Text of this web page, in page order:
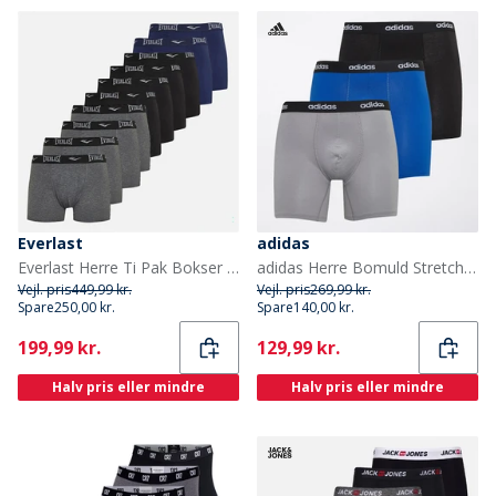
Everlast
Everlast Herre Ti Pak Bokser Sort Multi
Vejl. pris449,99 kr.
Spare250,00 kr.
Current
199,99 kr.
Halv pris eller mindre
adidas
adidas Herre Bomuld Stretch Tre Pak Boxer Shorts Sort/Grå/Royal
Vejl. pris269,99 kr.
Spare140,00 kr.
Current
129,99 kr.
Halv pris eller mindre